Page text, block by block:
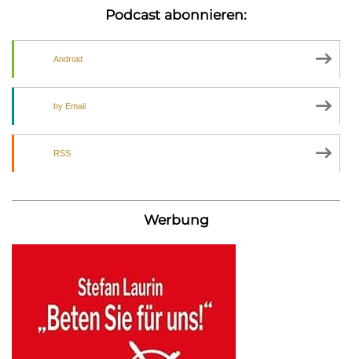
Podcast abonnieren:
Android
by Email
RSS
Werbung